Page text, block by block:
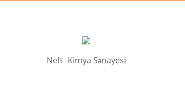
Neft -Kimya Sənayesi